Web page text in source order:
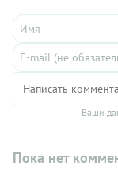
Ваши
Пока нет